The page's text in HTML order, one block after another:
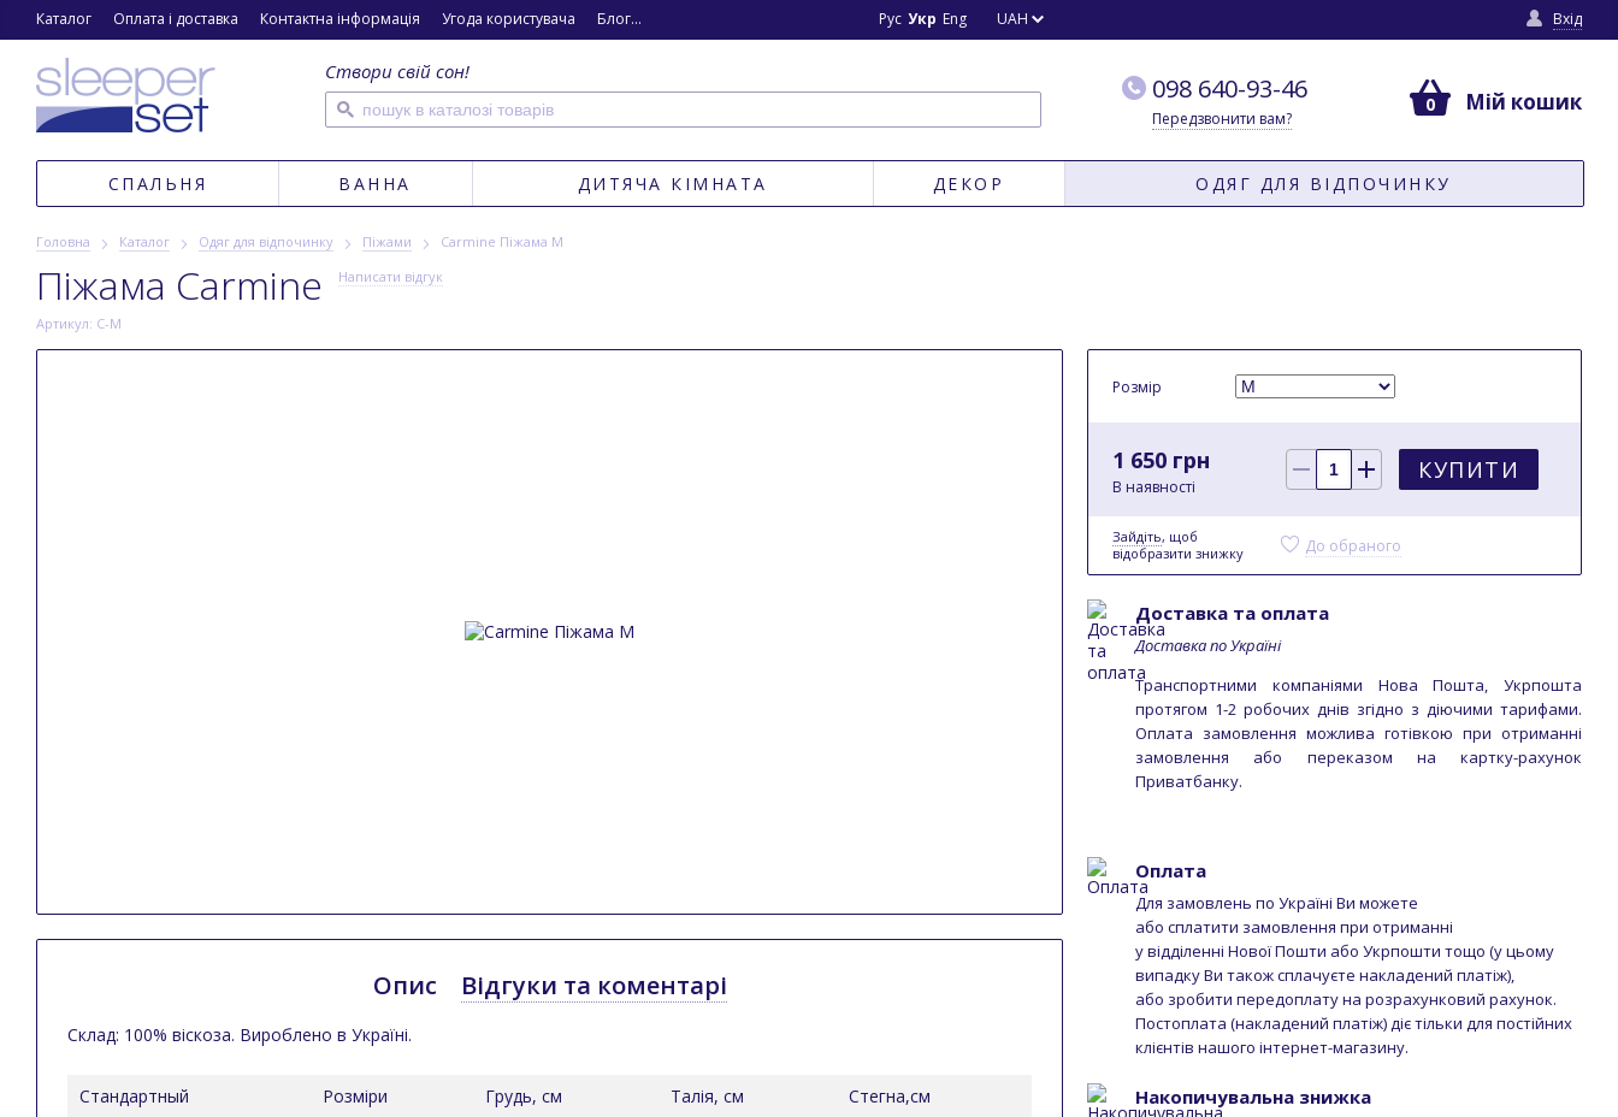
Каталог Оплата і доставка Контактна інформація Угода користувача Блог Вхід
Рус Укр Eng UAH
Створи свій сон!
098 640-93-46
Передзвонити вам?
0 Мій кошик
СПАЛЬНЯ ВАННА ДИТЯЧА КІМНАТА ДЕКОР ОДЯГ ДЛЯ ВІДПОЧИНКУ
Головна Каталог Одяг для відпочинку Піжами Carmine Піжама M
Піжама Carmine Написати відгук
Артикул: C-M
Опис Відгуки та коментарі
Склад: 100% віскоза. Вироблено в Україні.
Стандартный Розміри Грудь, см Талія, см
Стегна,см
Розмір
1 650 грн
В наявності
КУПИТИ
Зайдіть, щоб
відобразити знижку
До обраного
Доставка та оплата
Доставка по Україні
Транспортними компаніями Нова Пошта, Укрпошта
протягом 1-2 робочих днів згідно з діючими тарифами.
Оплата замовлення можлива готівкою при отриманні
замовлення або переказом на картку-рахунок
Приватбанку.
Оплата
Для замовлень по Україні Ви можете
або сплатити замовлення при отриманні
у відділенні Нової Пошти або Укрпошти тощо (у цьому
випадку Ви також сплачуєте накладений платіж),
або зробити передоплату на розрахунковий рахунок.
Постоплата (накладений платіж) діє тільки для постійних
клієнтів нашого інтернет-магазину.
Накопичувальна знижка